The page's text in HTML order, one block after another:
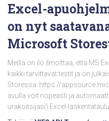
Excel-
on nyt
Microsoft
Meillä on ilo ilmoittaa, että MS
kaikki tarvittavat testit ja on
Storessa: https://
avulla voit nopeasti ja
urakoitsijasi) Excel-